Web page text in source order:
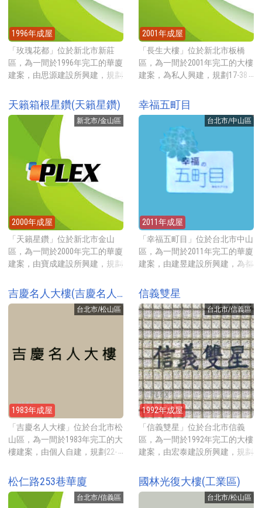
1996年成屋
「玫瑰花都」位於新北市新莊
區，為一間於1996年完工的華廈
建案，由思源建設所興建，規劃
民樂街上，靠近思賢國小，2020
年實價登錄(已扣車位)每坪約37
萬元起。 建案基地約272坪，興
建一棟地上7層地下1層的電梯華
廈，規劃1-4房11-44坪的房型，
A棟平均一層3戶、B棟平均一層
6戶，合計共59戶住家，一樓有3
戶店面。公設比約31.77%。 建
案地點就在民樂街上，步行3分
鐘就到學區思賢國小，採買可走
路9分鐘到傳統市場新莊宏泰市
場及新莊美秀傳統市場、或步行
6分鐘到全聯福利中心新莊公園
店與家樂福新莊公園店。步行8
莊體育館等。搭乘捷運可步行11
分鐘可至捷運幸福站。
2001年成屋
「長生大樓」位於新北市板橋
區，為一間於2001年完工的大樓
建案，為私人興建，規劃17-38
上，靠近捷運府中站與誠品生活
板橋百貨公司，2022年底截止尚
未有實價登錄記錄 建案基地約
162坪，興建一棟地上10層地下2
層的電梯大廈，規劃17坪與38坪
的房型，平均一層7戶共用2部電
梯，合計共73戶，一樓有1戶店
面(現為京城銀行)。 建案地點就
園，採買可步行4分鐘至全聯福
利中心板橋重慶店，或步行7分
鐘到傳統市場板橋市場、湳興公
有零售市場。步行2分鐘到誠品
鐘，旁邊有麗寶百貨、秀泰影
城、誠品百貨等。搭乘捷運可步
行至捷運府中站約3分鐘。
天籟箱根星鑽(天籟星鑽)
新北市/金山區
2000年成屋
「天籟星鑽」位於新北市金山
區，為一間於2000年完工的華廈
建案，由寶成建設所興建，規劃
靜巷內，2023年實價登錄(已扣
車位)每坪約12萬元起。 建案基
地約331坪興建一棟地上6層地下
27.8%。
幸福五町目
台北市/中山區
2011年成屋
「幸福五町目」位於台北市中山
區，為一間於2011年完工的華廈
建案，由建昱建設所興建，為都
型，地點就在林森北路靜巷內，
2022年實價登錄(已扣車位)每坪
約73萬元起。 建案基地約44
坪，興建一棟地上7層地下1層的
電梯華廈，土地分區為商4，規
劃1-3房20-33坪的房型，平均一
層2戶共用1部電梯(7樓一層一
戶)，合計共11戶住家。公設比
約41.37%，提供的公設有一樓接
待大廳、每戶一個儲藏櫃等。
建案地地點就在林森北路靜巷
內，步行4-6分鐘可到南京東路
或中山北路上，步行5分鐘可到
大片草地的林森公園，走路11分
步行7分鐘到傳統市場中山市
場，走路7分鐘可到中央藝文公
吉慶名人大樓(吉慶名人大廈)
台北市/松山區
1983年成屋
「吉慶名人大樓」位於台北市松
山區，為一間於1983年完工的大
樓建案，由個人自建，規劃22-
東路四段上，步行至捷運台北小
巨蛋站約4分鐘，2005年外觀拉
過皮，2022年實價登錄(已扣車
信義雙星
台北市/信義區
1992年成屋
「信義雙星」位於台北市信義
區，為一間於1992年完工的大樓
建案，由宏泰建設所興建，規劃
松德路上，靠近興雅國中，2022
年實價登錄(已扣車位)每坪約
112萬元起。 建案基地約1137
松仁路253巷華廈
台北市/信義區
國林光復大樓(工業區)
台北市/松山區